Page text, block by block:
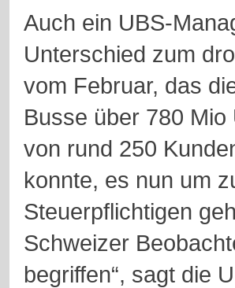
Auch ein UBS-
Unterschied zum
vom Februar, das
Busse über 780
von rund 250
konnte, es nun um
Steuerpflichtigen
Schweizer
begriffen“, sagt die